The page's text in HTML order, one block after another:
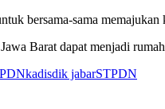
bersama-sama
Barat dapat menjadi
kadisdik jabarSTPDN